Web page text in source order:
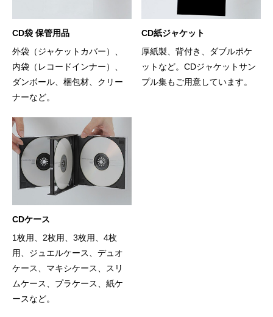
CD袋 保管用品
外袋（ジャケットカバー）、
内袋（レコードインナー）、
ダンボール、梱包材、クリー
ナーなど。
CD紙ジャケット
厚紙製、背付き、ダブルポケ
ットなど。CDジャケットサン
プル集もご用意しています。
CDケース
1枚用、2枚用、3枚用、4枚
用、ジュエルケース、デュオ
ケース、マキシケース、スリ
ムケース、プラケース、紙ケ
ースなど。